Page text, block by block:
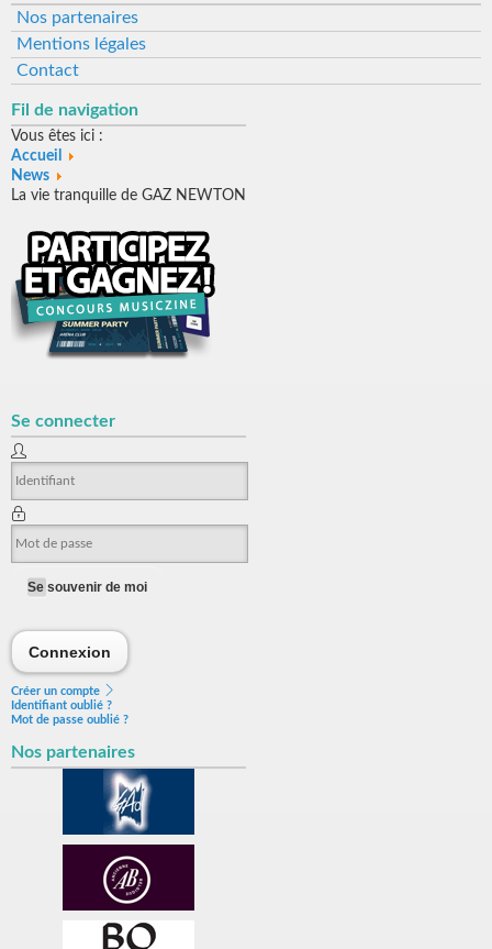
Nos partenaires
Mentions légales
Contact
Fil de navigation
Vous êtes ici :
Accueil
News
La vie tranquille de GAZ NEWTON
Se connecter
Se souvenir de moi
Connexion
Créer un compte
Identifiant oublié ?
Mot de passe oublié ?
Nos partenaires